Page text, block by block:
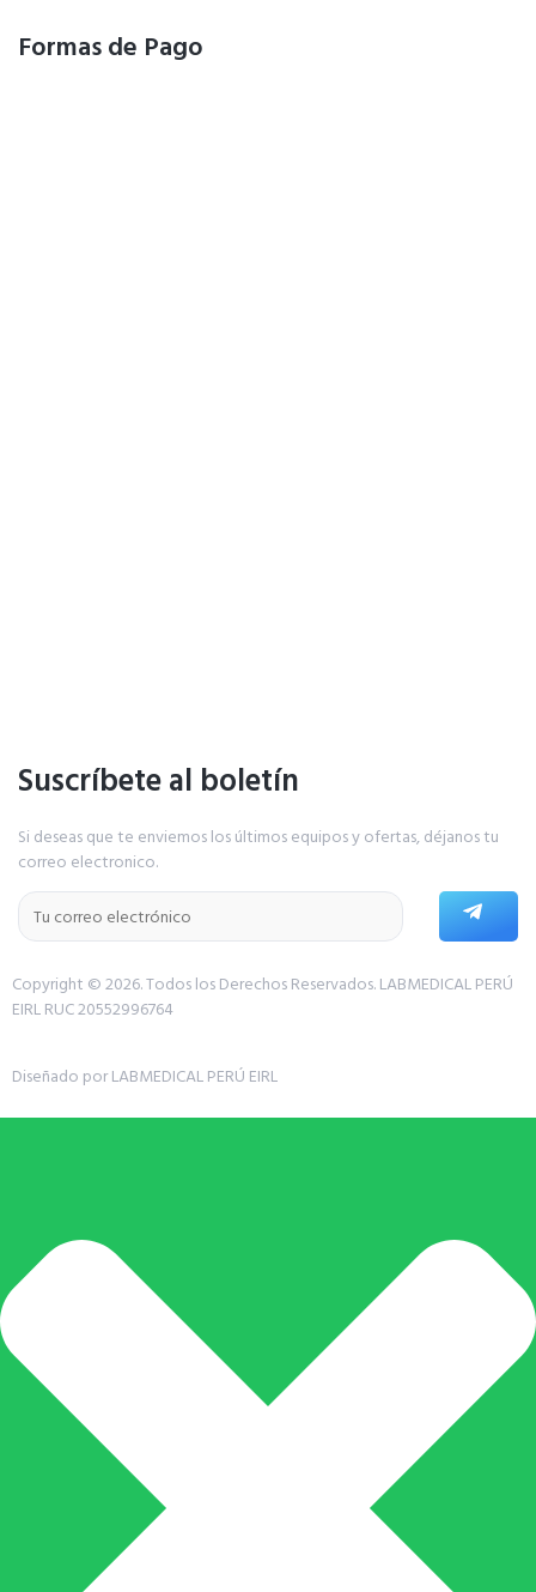
Formas de Pago
Suscríbete al boletín
Si deseas que te enviemos los últimos equipos y ofertas, déjanos tu
correo electronico.
Copyright © 2026. Todos los Derechos Reservados.LABMEDICAL PERÚ
EIRL RUC 20552996764
Diseñado por LABMEDICAL PERÚ EIRL